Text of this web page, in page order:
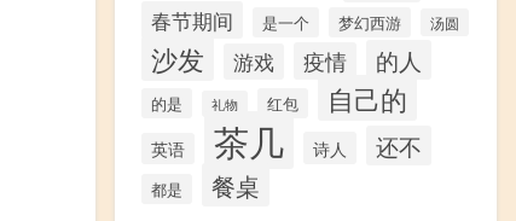
春节期间 是一个 梦幻西游 汤圆
沙发 游戏 疫情 的人
的是 礼物 红包 自己的
英语 茶几 诗人 还不
都是 餐桌